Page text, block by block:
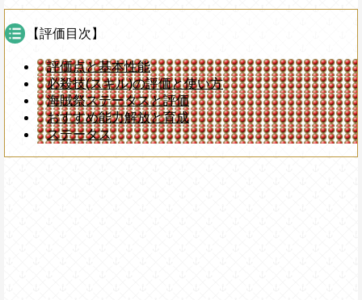
【評価目次】
評価点と基本性能
必殺技(スキル)の評価と使い方
海賊祭ステータスと評価
おすすめ能力解放と育成
ステータス